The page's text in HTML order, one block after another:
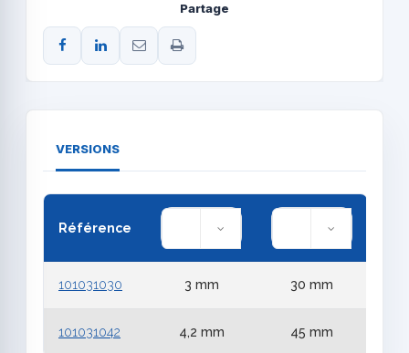
Partage
VERSIONS
Référence
101031030 3 mm 30 mm
101031042 4,2 mm 45 mm